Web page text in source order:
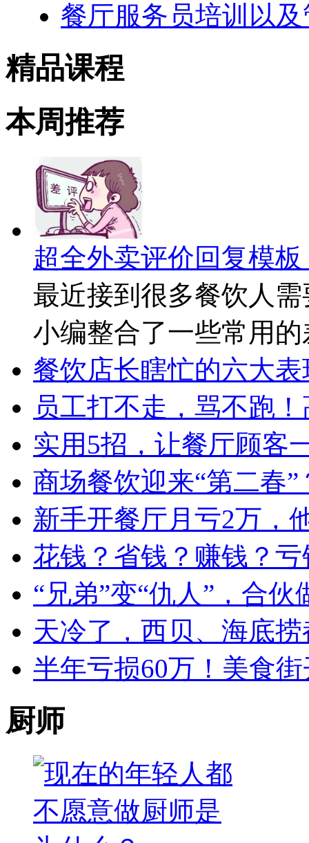
餐厅服务员培训以
精品课程
本周推荐
超全外卖评价回复模
最近接到很多餐饮人
小编整合了一些常用
餐饮店长瞎忙的六大
员工打不走，骂不跑
实用5招，让餐厅顾客
商场餐饮迎来“第二春
新手开餐厅月亏2万，
花钱？省钱？赚钱？
“兄弟”变“仇人”，合
天冷了，西贝、海底
半年亏损60万！美食
厨师